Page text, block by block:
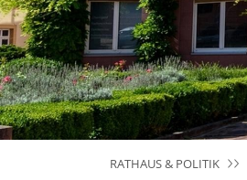
RATHAUS & POLITIK